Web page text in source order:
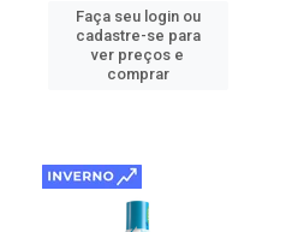
Faça seu login ou
cadastre-se para
ver preços e
comprar